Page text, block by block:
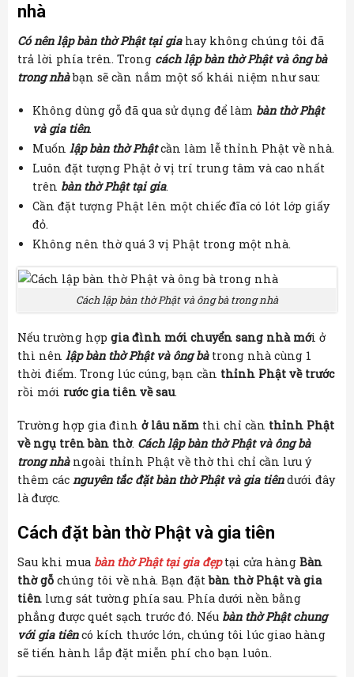
nhà
Có nên lập bàn thờ Phật tại giahay không chúng tôi đã
trả lời phía trên. Trong cách lập bàn thờ Phật và ông bà
trong nhàbạn sẽ cần nắm một số khái niệm như sau:
Không dùng gỗ đã qua sử dụng để làm bàn thờ Phật
và gia tiên.
Muốn lập bàn thờ Phậtcần làm lễ thỉnh Phật về nhà.
Luôn đặt tượng Phật ở vị trí trung tâm và cao nhất
trên bàn thờ Phật tại gia.
Cần đặt tượng Phật lên một chiếc đĩa có lót lớp giấy
đỏ.
Không nên thờ quá 3 vị Phật trong một nhà.
Cách lập bàn thờ Phật và ông bà trong nhà
Nếu trường hợp gia đình mới chuyển sang nhà mới ở
thì nên lập bàn thờ Phật và ông bàtrong nhà cùng 1
thời điểm. Trong lúc cúng, bạn cần thỉnh Phật về trước
rồi mới rước gia tiên về sau.
Trường hợp gia đình ở lâu năm thì chỉ cần thỉnh Phật
về ngụ trên bàn thờ. Cách lập bàn thờ Phật và ông bà
trong nhàngoài thỉnh Phật về thờ thì chỉ cần lưu ý
thêm các nguyên tắc đặt bàn thờ Phật và gia tiêndưới đây
là được.
Cách đặt bàn thờ Phật và gia tiên
Sau khi mua bàn thờ Phật tại gia đẹptại cửa hàng Bàn
thờ gỗ chúng tôi về nhà. Bạn đặtbàn thờ Phật và gia
tiên lưng sát tường phía sau. Phía dưới nền bằng
phẳng được quét sạch trước đó. Nếu bàn thờ Phật chung
với gia tiêncó kích thước lớn, chúng tôi lúc giao hàng
sẽ tiến hành lắp đặt miễn phí cho bạn luôn.